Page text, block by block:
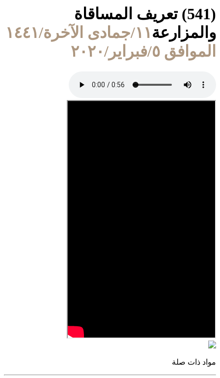
(541) تعريف المساقاة
والمزارعة
١١/جمادى الآخرة/١٤٤١
الموافق ٥/فبراير/٢٠٢٠
مواد ذات صلة